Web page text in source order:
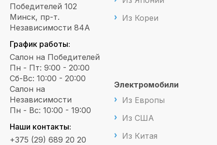
Победителей 102
Минск, пр-т.
Независимости 84А
График работы:
Салон на Победителей
Пн - Пт: 9:00 - 20:00
Сб-Вс: 10:00 - 20:00
Салон на
Независимости
Пн - Вс: 10:00 - 19:00
Наши контакты:
+375 (29) 689 20 20
Из Кореи
Электромобили
Из Европы
Из США
Из Китая